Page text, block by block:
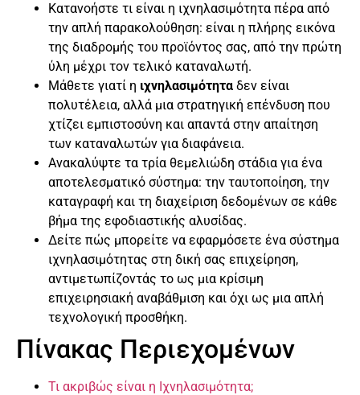
Κατανοήστε τι είναι η ιχνηλασιμότητα πέρα από
την απλή παρακολούθηση: είναι η πλήρης εικόνα
της διαδρομής του προϊόντος σας, από την πρώτη
ύλη μέχρι τον τελικό καταναλωτή.
Μάθετε γιατί η ιχνηλασιμότητα δεν είναι
πολυτέλεια, αλλά μια στρατηγική επένδυση που
χτίζει εμπιστοσύνη και απαντά στην απαίτηση
των καταναλωτών για διαφάνεια.
Ανακαλύψτε τα τρία θεμελιώδη στάδια για ένα
αποτελεσματικό σύστημα: την ταυτοποίηση, την
καταγραφή και τη διαχείριση δεδομένων σε κάθε
βήμα της εφοδιαστικής αλυσίδας.
Δείτε πώς μπορείτε να εφαρμόσετε ένα σύστημα
ιχνηλασιμότητας στη δική σας επιχείρηση,
αντιμετωπίζοντάς το ως μια κρίσιμη
επιχειρησιακή αναβάθμιση και όχι ως μια απλή
τεχνολογική προσθήκη.
Πίνακας Περιεχομένων
Τι ακριβώς είναι η Ιχνηλασιμότητα;